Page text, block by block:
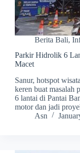
Berita Bali,
Parkir Hidrolik 6
Macet
Sanur, hotspot
keren buat masalah
6 lantai di Pantai
motor dan jadi
Asn